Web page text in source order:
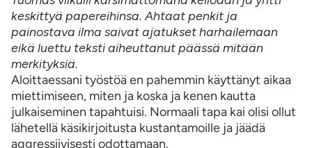
keskittyä papereihinsa. Ahtaat penkit ja
painostava ilma saivat ajatukset harhailemaan
eikä luettu teksti aiheuttanut päässä mitään
merkityksiä.
Aloittaessani työstöä en pahemmin käyttänyt aikaa
miettimiseen, miten ja koska ja kenen kautta
julkaiseminen tapahtuisi. Normaali tapa kai olisi ollut
lähetellä käsikirjoitusta kustantamoille ja jäädä
aggressiivisesti odottamaan.